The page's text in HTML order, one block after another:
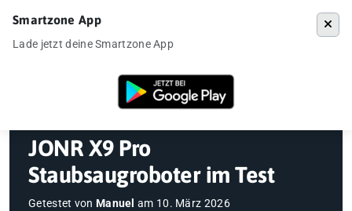
»Saugroboter
JONR X9 Pro
Staubsaugroboter im Test
Getestet von Manuel am 10. März 2026
Smartzone App
Lade jetzt deine Smartzone App